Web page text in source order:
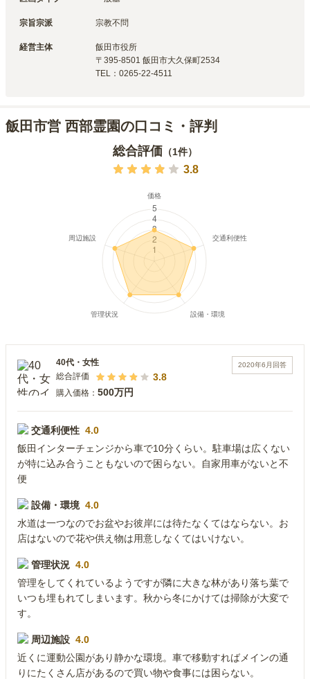
宗旨宗派 宗教不問
経営主体 飯田市役所
〒 395-8501 飯田市大久保町2534
TEL： 0265-22-4511
飯田市営 西部霊園の口コミ・評判
総合評価 （1件）
3.8
2020年6月 回答
40代 ・ 女性
総合評価
3.8
購入価格： 500万円
交通利便性 4.0
飯田インターチェンジから車で10分くらい。駐車場は広くない
が特に込み合うこともないので困らない。自家用車がないと不
便
設備・環境 4.0
水道は一つなのでお盆やお彼岸には待たなくてはならない。お
店はないので花や供え物は用意しなくてはいけない。
管理状況 4.0
管理をしてくれているようですが隣に大きな林があり落ち葉で
いつも埋もれてしまいます。秋から冬にかけては掃除が大変で
す。
周辺施設 4.0
近くに運動公園があり静かな環境。車で移動すればメインの通
りにたくさん店があるので買い物や食事には困らない。